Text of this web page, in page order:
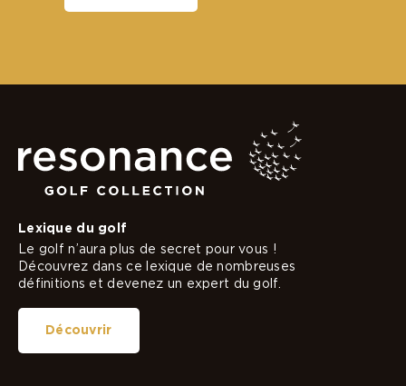
Lexique du golf
Le golf n’aura plus de secret pour vous !
Découvrez dans ce lexique de nombreuses
définitions et devenez un expert du golf.
Découvrir